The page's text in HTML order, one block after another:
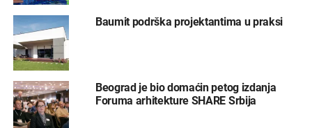
Baumit podrška projektantima u praksi
Beograd je bio domaćin petog izdanja
Foruma arhitekture SHARE Srbija